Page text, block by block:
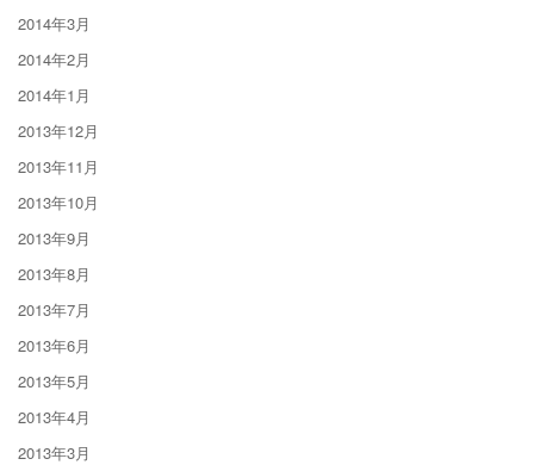
2014年3月
2014年2月
2014年1月
2013年12月
2013年11月
2013年10月
2013年9月
2013年8月
2013年7月
2013年6月
2013年5月
2013年4月
2013年3月